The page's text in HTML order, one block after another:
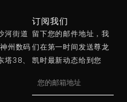
河街道
州数码
塔38、
订阅我们
留下您的邮件地址，我
们在第一时间发送尊龙
凯时最新动态给到您
Email